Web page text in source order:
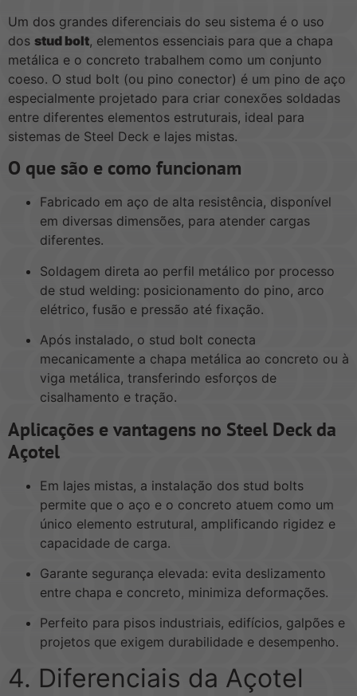
Um dos grandes diferenciais do seu sistema é o uso
dos stud bolt, elementos essenciais para que a chapa
metálica e o concreto trabalhem como um conjunto
coeso. O stud bolt (ou pino conector) é um pino de aço
especialmente projetado para criar conexões soldadas
entre diferentes elementos estruturais, ideal para
sistemas de Steel Deck e lajes mistas.
O que são e como funcionam
Fabricado em aço de alta resistência, disponível
em diversas dimensões, para atender cargas
diferentes.
Soldagem direta ao perfil metálico por processo
de stud welding: posicionamento do pino, arco
elétrico, fusão e pressão até fixação.
Após instalado, o stud bolt conecta
mecanicamente a chapa metálica ao concreto ou à
viga metálica, transferindo esforços de
cisalhamento e tração.
Aplicações e vantagens no Steel Deck da
Açotel
Em lajes mistas, a instalação dos stud bolts
permite que o aço e o concreto atuem como um
único elemento estrutural, amplificando rigidez e
capacidade de carga.
Garante segurança elevada: evita deslizamento
entre chapa e concreto, minimiza deformações.
Perfeito para pisos industriais, edifícios, galpões e
projetos que exigem durabilidade e desempenho.
4. Diferenciais da Açotel